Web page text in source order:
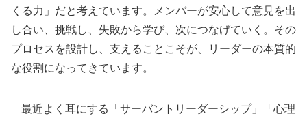
くる力」だと考えています。メンバーが安心して意見を出
し合い、挑戦し、失敗から学び、次につなげていく。その
プロセスを設計し、支えることこそが、リーダーの本質的
な役割になってきています。
最近よく耳にする「サーバントリーダーシップ」「心理